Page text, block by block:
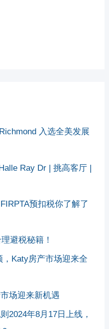
入选全美发展
Ray Dr | 挑高客厅 |
预扣税你了解了
避税秘籍！
Katy房产市场迎来全
场迎来新机遇
2024年8月17日上线，